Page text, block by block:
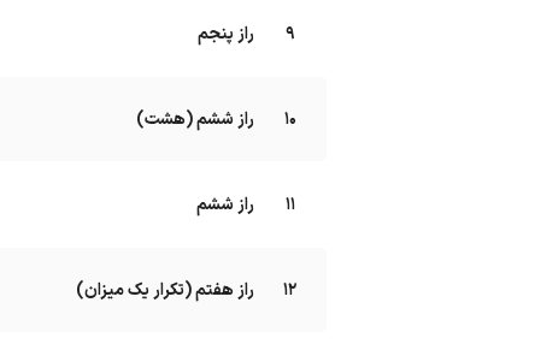
9 راز پنجم
10 راز ششم (هشت)
11 راز ششم
12 راز هفتم (تکرار یک میزان)